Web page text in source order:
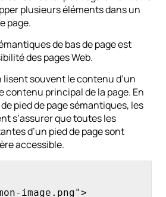
plusieurs éléments dans un
page.
de bas de page est
des pages Web.
lisent souvent le contenu d’un
contenu principal de la page. En
pied de page sémantiques, les
s’assurer que toutes les
d’un pied de page sont
accessible.